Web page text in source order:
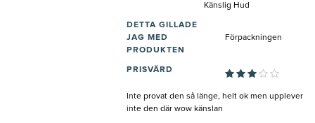
Känslig Hud
DETTA GILLADE
JAG MED
PRODUKTEN
Förpackningen
PRISVÄRD
Inte provat den så länge, helt ok men upplever
inte den där wow känslan